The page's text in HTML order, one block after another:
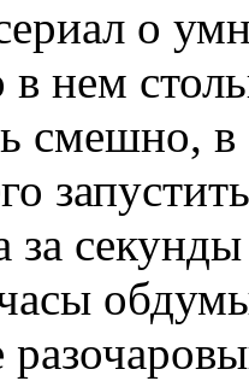
о
в нем
смешно,